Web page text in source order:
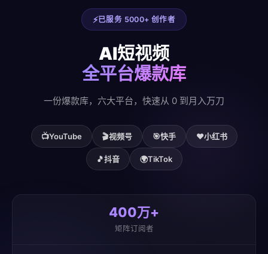
已服务 5000+ 创作者
AI短视频
全平台爆款库
一份爆款库，六大平台，快速从 0 到月入万刀
📺YouTube 🎬视频号 🎯快手 ❤️小红书
🎵抖音 🌍TikTok
400万+
矩阵订阅者